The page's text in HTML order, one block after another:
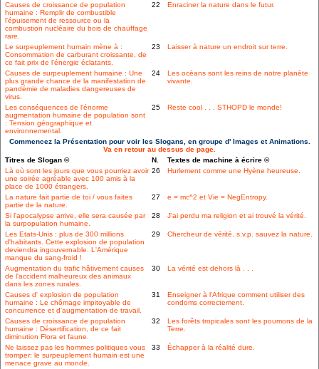
Causes de croissance de population
humaine : Remplir de combustible
l'épuisement de ressource ou la
combustion nucléaire du bois de chauffage
rare.
22 Enraciner la nature dans le futur.
Le surpeuplement humain mène à :
Consommation de carburant croissante, de
ce fait prix de l'énergie éclatants.
23 Laisser à nature un endroit sur terre.
Causes de surpeuplement humaine : Une
plus grande chance de la manifestation de
pandémie de maladies dangereuses de
virus.
24
Les océans sont les reins de notre planète
vivante.
Les conséquences de l'énorme
augmentation humaine de population sont
: Tension géographique et
environnemental.
25 Reste cool . . . STHOPD le monde!
Commencez la Présentation pour voir les Slogans, en groupe d' Images et Animations.
Va en retour au dessus de page.
Titres de Slogan ©
N.
Textes de machine à écrire ©
Là où sont les jours que vous pourriez avoir
une soirée agréable avec 100 amis à la
place de 1000 étrangers.
26 Hurlement comme une Hyène heureuse.
La nature fait partie de toi / vous faites
partie de la nature.
27 e = mc^2 et Vie = NegEntropy.
Si l'apocalypse arrive, elle sera causée par
la surpopulation humaine.
28 J'ai perdu ma religion et ai trouvé la vérité.
Les Etats-Unis : plus de 300 millions
d'habitants. Cette explosion de population
deviendra ingouvernable. L'Amérique
manque du sang-froid !
29 Chercheur de vérité, s.v.p. sauvez la nature.
Augmentation du trafic hâtivement causes
de l'accident malheureux des animaux
dans les zones rurales.
30 La vérité est dehors là . . .
Causes d' explosion de population
humaine : Le chômage impitoyable de
concurrence et d'augmentation de travail.
31
Enseigner à l'Afrique comment utiliser des
condoms correctement.
Causes de croissance de population
humaine : Désertification, de ce fait
diminution Flora et faune.
32
Les forêts tropicales sont les poumons de la
Terre.
Ne laissez pas les hommes politiques vous
tromper: le surpeuplement humain est une
menace grave au monde.
33 Échapper à la réalité dure.